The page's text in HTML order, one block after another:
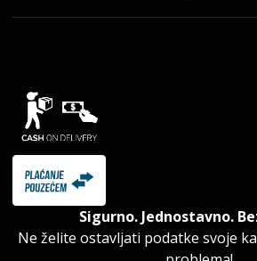
Sigurno. Jednostavno.
Ne želite ostavljati podatke svoje